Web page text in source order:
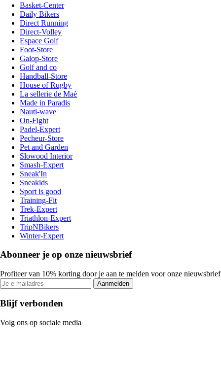
Basket-Center
Daily Bikers
Direct Running
Direct-Volley
Espace Golf
Foot-Store
Galop-Store
Golf and co
Handball-Store
House of Rugby
La sellerie de Maé
Made in Paradis
Nauti-wave
On-Fight
Padel-Expert
Pecheur-Store
Pet and Garden
Slowood Interior
Smash-Expert
Sneak'In
Sneakids
Sport is good
Training-Fit
Trek-Expert
Triathlon-Expert
TripNBikers
Winter-Expert
Abonneer je op onze nieuwsbrief
Profiteer van 10% korting door je aan te melden voor onze nieuwsbrief
Aanmelden
Blijf verbonden
Volg ons op sociale media